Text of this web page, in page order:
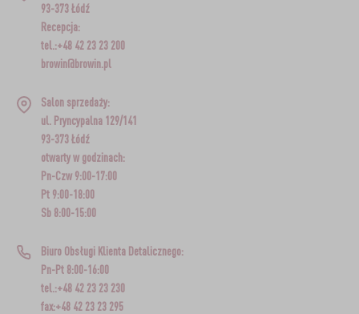
93-373 Łódź
Recepcja:
tel.:+48 42 23 23 200
browin@browin.pl
Salon sprzedaży:
ul. Pryncypalna 129/141
93-373 Łódź
otwarty w godzinach:
Pn-Czw 9:00-17:00
Pt 9:00-18:00
Sb 8:00-15:00
Biuro Obsługi Klienta Detalicznego:
Pn-Pt 8:00-16:00
tel.:+48 42 23 23 230
fax:+48 42 23 23 295